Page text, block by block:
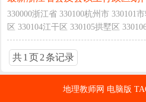
330000浙江省 330100杭州市 330101
区 330104江干区 330105拱墅区
共1 页2条记录
地理教师网 电脑版